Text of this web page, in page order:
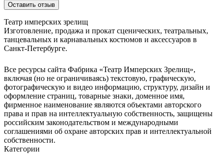
Оставить отзыв
Театр имперских зрелищ
Изготовление, продажа и прокат сценических, театральных,
танцевальных и карнавальных костюмов и аксессуаров в
Санкт-Петербурге.
Все ресурсы сайта Фабрика «Театр Имперских Зрелищ»,
включая (но не ограничиваясь) текстовую, графическую,
фотографическую и видео информацию, структуру, дизайн и
оформление страниц, товарные знаки, доменное имя,
фирменное наименование являются объектами авторского
права и прав на интеллектуальную собственность, защищены
российским законодательством и международными
соглашениями об охране авторских прав и интеллектуальной
собственности.
Категории